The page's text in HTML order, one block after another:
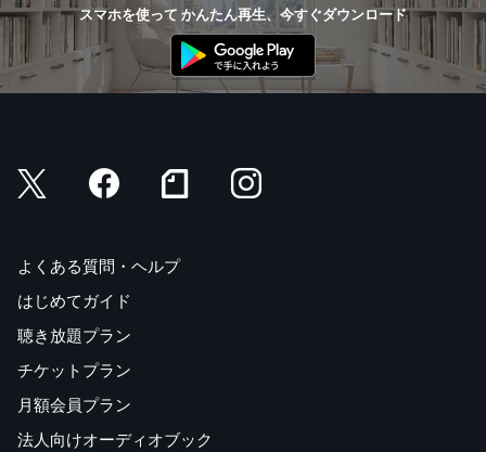
スマホを使って かんたん再生、今すぐダウンロード
よくある質問・ヘルプ
はじめてガイド
聴き放題プラン
チケットプラン
月額会員プラン
法人向けオーディオブック